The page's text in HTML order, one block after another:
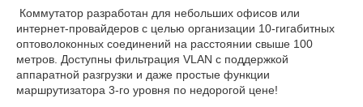
Коммутатор разработан для небольших офисов или
интернет-провайдеров с целью организации 10-гигабитных
оптоволоконных соединений на расстоянии свыше 100
метров. Доступны фильтрация VLAN с поддержкой
аппаратной разгрузки и даже простые функции
маршрутизатора 3-го уровня по недорогой цене!